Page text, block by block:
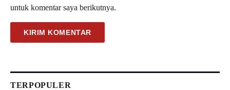
untuk komentar saya berikutnya.
TERPOPULER